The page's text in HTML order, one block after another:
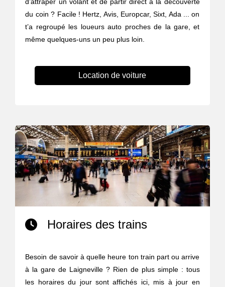
du coin ? Facile ! Hertz, Avis, Europcar, Sixt, Ada ... on
t’a regroupé les loueurs auto proches de la gare, et
même quelques-uns un peu plus loin.
Location de voiture
Horaires des trains
Besoin de savoir à quelle heure ton train part ou arrive
à la gare de Laigneville ? Rien de plus simple : tous
les horaires du jour sont affichés ici, mis à jour en